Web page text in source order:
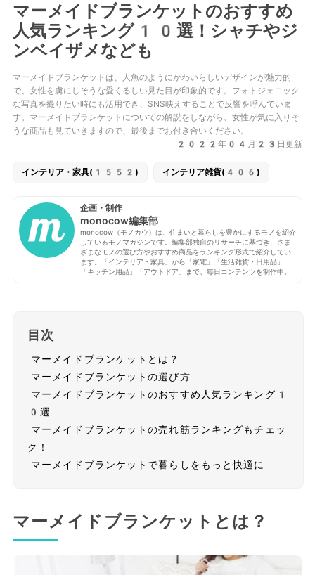
マーメイドブランケットのおすすめ
人気ランキング10選！シャチやジ
ンベイザメなども
マーメイドブランケットは、人魚のようにかわいらしいデザインが魅力的
で、女性を虜にしそうな愛くるしい見た目が印象的です。フォトジェニック
な写真を撮りたい時にも活用でき、SNS映えすることで反響を呼んでいま
す。マーメイドブランケットについての解説をしながら、女性が気に入りそ
うな商品も見ていきますので、最後までお付き合いください。
2022年04月23日更新
インテリア・家具(1552) インテリア雑貨(406)
企画・制作
monocow編集部
monocow（モノカウ）は、住まいと暮らしを豊かにするモノを紹介
しているモノマガジンです。編集部独自のリサーチに基づき、さま
ざまなモノの選び方やおすすめ商品をランキング形式で紹介してい
ます。「インテリア・家具」から「家電」「生活雑貨・日用品」
「キッチン用品」「アウトドア」まで、毎日コンテンツを制作中。
目次
マーメイドブランケットとは？
マーメイドブランケットの選び方
マーメイドブランケットのおすすめ人気ランキング1
0選
マーメイドブランケットの売れ筋ランキングもチェッ
ク！
マーメイドブランケットで暮らしをもっと快適に
マーメイドブランケットとは？